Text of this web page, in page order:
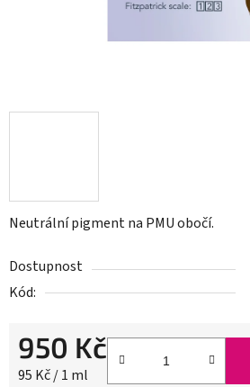
Neutrální pigment na PMU obočí.
Dostupnost
Kód:
950 Kč
Měrná cena:
95 Kč / 1 ml